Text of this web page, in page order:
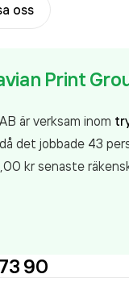
oss
Print
är verksam inom
det jobbade 43
krsenaste
90